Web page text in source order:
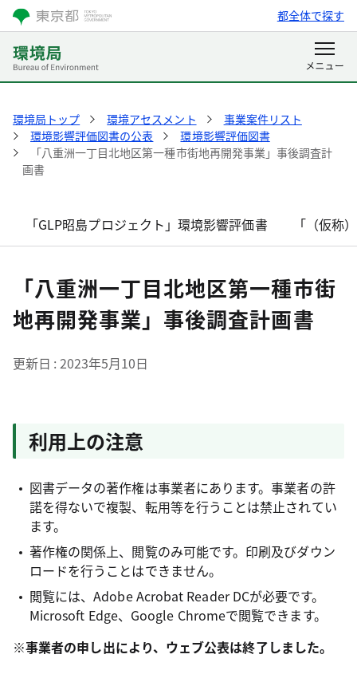
都全体で探す
環境局トップ 環境アセスメント
事業案件リスト
環境影響評価図書の公表
環境影響評価図書
「八重洲一丁目北地区第一種市街地再開発事業」事後調査計
画書
「GLP昭島プロジェクト」環境影響評価書 「（仮称
「八重洲一丁目北地区第一種市街
地再開発事業」事後調査計画書
更新日 2023年5月10日
利用上の注意
図書データの著作権は事業者にあります。事業者の許
諾を得ないで複製、転用等を行うことは禁止されてい
ます。
著作権の関係上、閲覧のみ可能です。印刷及びダウン
ロードを行うことはできません。
閲覧には、Adobe Acrobat Reader DCが必要です。
Microsoft Edge、Google Chromeで閲覧できます。
※事業者の申し出により、ウェブ公表は終了しました。